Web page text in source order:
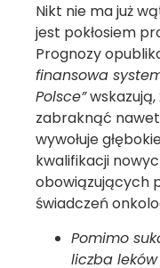
Nikt nie ma już
jest pokłosiem
Prognozy
finansowa
Polsce”wskazują,
zabraknąć nawet
wywołuje
kwalifikacji
obowiązujących
świadczeń
Pomimo
liczba